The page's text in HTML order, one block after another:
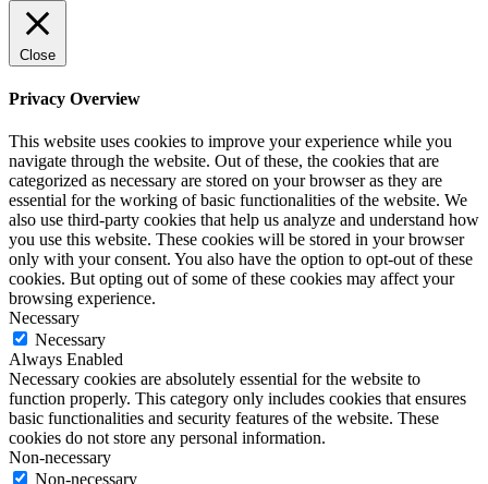
Close
Privacy Overview
This website uses cookies to improve your experience while you
navigate through the website. Out of these, the cookies that are
categorized as necessary are stored on your browser as they are
essential for the working of basic functionalities of the website. We
also use third-party cookies that help us analyze and understand how
you use this website. These cookies will be stored in your browser
only with your consent. You also have the option to opt-out of these
cookies. But opting out of some of these cookies may affect your
browsing experience.
Necessary
Necessary
Always Enabled
Necessary cookies are absolutely essential for the website to
function properly. This category only includes cookies that ensures
basic functionalities and security features of the website. These
cookies do not store any personal information.
Non-necessary
Non-necessary